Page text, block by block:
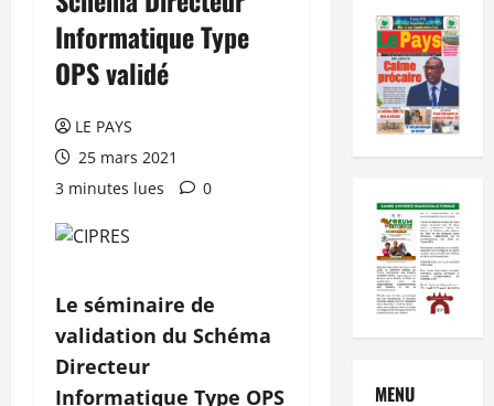
Informatique Type
OPS validé
LE PAYS
25 mars 2021
3 minutes lues
0
Le séminaire de
validation du Schéma
Directeur
Informatique Type OPS
MENU